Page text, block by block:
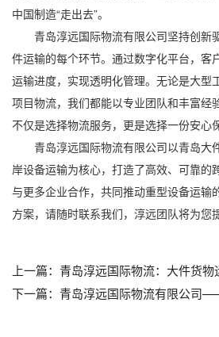
中国制造“走出去”。
青岛淳远国际物流有限公司坚持创新
件运输的每个环节。通过数字化平台，客
运输进度，实现透明化管理。无论是大型
项目物流，我们都能以专业团队和丰富经
不仅是选择物流服务，更是选择一份安心
青岛淳远国际物流有限公司以青岛大
岸设备运输为核心，打造了高效、可靠的
与更多企业合作，共同推动重型设备运输
方案，请随时联系我们，淳远团队将为您
上一篇： 青岛淳远国际物流：大件货物运输专家 | 青岛至友谊关口岸设备运输
下一篇： 青岛淳远国际物流有限公司——您的国际大件物流专家_青岛